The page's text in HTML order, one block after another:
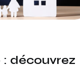
découvrez